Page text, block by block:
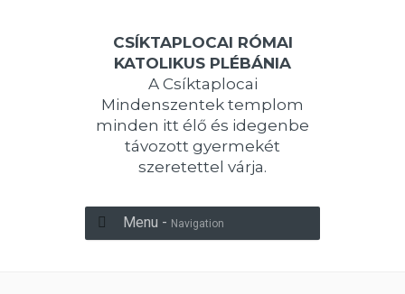
CSÍKTAPLOCAI RÓMAI
KATOLIKUS PLÉBÁNIA
A Csíktaplocai
Mindenszentek templom
minden itt élő és idegenbe
távozott gyermekét
szeretettel várja.
Menu - Navigation